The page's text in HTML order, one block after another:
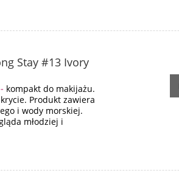
Stay #13 Ivory
kompakt do makijażu.
Produkt zawiera
i wody morskiej.
młodziej i